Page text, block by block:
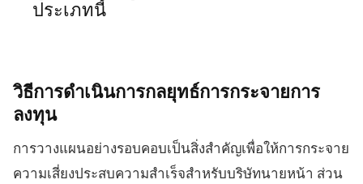
ประเภทนี้
วิธีการดำเนินการกลยุทธ์การกระจายการ
ลงทุน
การวางแผนอย่างรอบคอบเป็นสิ่งสำคัญเพื่อให้การกระจาย
ความเสี่ยงประสบความสำเร็จสำหรับบริษัทนายหน้า ส่วน